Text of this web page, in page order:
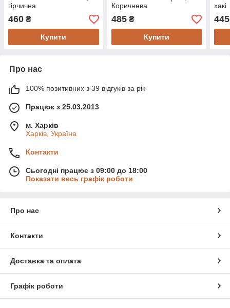
гірчична
460 ₴
Купити
Коричнева
485₴
Купити
хакі
445
Про нас
100% позитивних з 39 відгуків за рік
Працює з 25.03.2013
м. Харків
Харків, Україна
Контакти
Сьогодні працює з 09:00 до 18:00
Показати весь графік роботи
Про нас
Контакти
Доставка та оплата
Графік роботи